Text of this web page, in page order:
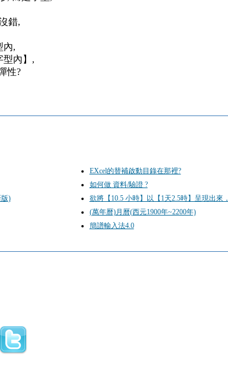
錯,
內,
型內】,
性?
EXcel的替補啟動目錄在那裡?
如何做 資料/驗證 ?
)
欲將【10.5 小時】以【1天2.5時】呈現出來，
(萬年曆)月曆(西元1900年~2200年)
簡譜輸入法4.0